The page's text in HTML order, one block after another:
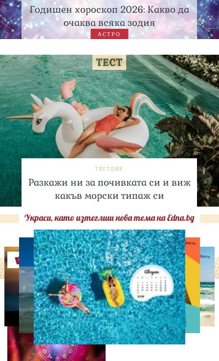
Годишен хороскоп 2026: Какво да
очаква всяка зодия
АСТРО
ТЕСТОВЕ
Разкажи ни за почивката си и виж
какъв морски типаж си
Украси, като изтеглиш нова тема на Edna.bg
Оферти
АСТРОЛОГИЯ
Дневен хороскоп за 9
август, неделя